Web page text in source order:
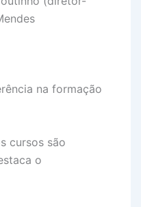
na formação
cursos são
o